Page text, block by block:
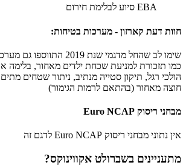
EBA סיוע לבלימת חירום
חוות דעת קארזון - מערכות בטיחות:
שימו לב שהחל מדגמי שנת
כמו תזכורת למניעת שכחת ילדים מאחור, בלימה
הולכי רגל, תיקון סטייה מנתיב, ניתור שטחים
חוצה מאחור (בהתאם לרמות הגימור)
מבחני ריסוק Euro NCAP
אין נתוני מבחני ריסוק Euro NCAP לדגם זה
מתעניינים בשברולט אקווינוקס?